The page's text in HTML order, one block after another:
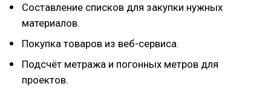
Составление списков для закупки нужных
материалов.
Покупка товаров из веб-сервиса.
Подсчёт метража и погонных метров для
проектов.